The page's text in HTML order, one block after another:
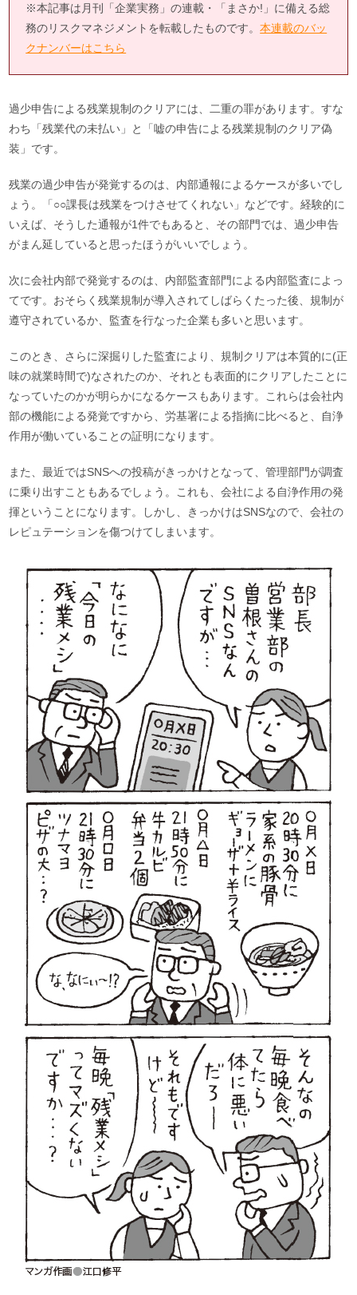
※本記事は月刊「企業実務」の連載・「まさか!」に備える総
務のリスクマネジメントを転載したものです。本連載のバッ
クナンバーはこちら
過少申告による残業規制のクリアには、二重の罪があります。すな
わち「残業代の未払い」と「嘘の申告による残業規制のクリア偽
装」です。
残業の過少申告が発覚するのは、内部通報によるケースが多いでし
ょう。「○○課長は残業をつけさせてくれない」などです。経験的に
いえば、そうした通報が1件でもあると、その部門では、過少申告
がまん延していると思ったほうがいいでしょう。
次に会社内部で発覚するのは、内部監査部門による内部監査によっ
てです。おそらく残業規制が導入されてしばらくたった後、規制が
遵守されているか、監査を行なった企業も多いと思います。
このとき、さらに深掘りした監査により、規制クリアは本質的に(正
味の就業時間で)なされたのか、それとも表面的にクリアしたことに
なっていたのかが明らかになるケースもあります。これらは会社内
部の機能による発覚ですから、労基署による指摘に比べると、自浄
作用が働いていることの証明になります。
また、最近ではSNSへの投稿がきっかけとなって、管理部門が調査
に乗り出すこともあるでしょう。これも、会社による自浄作用の発
揮ということになります。しかし、きっかけはSNSなので、会社の
レピュテーションを傷つけてしまいます。